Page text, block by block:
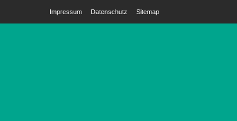
Impressum Datenschutz Sitemap